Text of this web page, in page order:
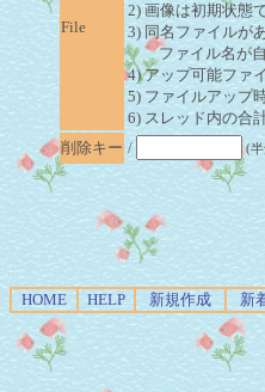
File
2) 画像は初期状態
3) 同名ファイルが
ファイル名が自
4) アップ可能ファ
5) ファイルアップ
6) スレッド内の合
削除キー / (
HOME HELP 新規作成 新